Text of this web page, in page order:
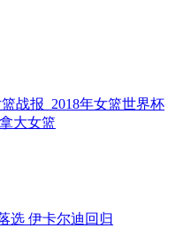
战报_2018年女篮世界杯
大女篮
选 伊卡尔迪回归